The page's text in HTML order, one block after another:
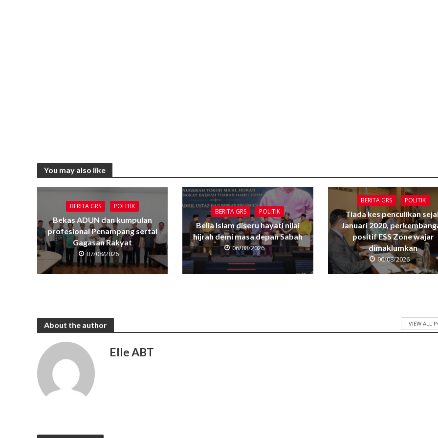
You may also like
BERITA GRS POLITIK
Bekas ADUN dan kumpulan
profesional Penampang sertai
Gagasan Rakyat
07/08/2026
BERITA GRS POLITIK
Belia Islam diseru hayati nilai
hijrah demi masa depan Sabah
06/08/2026
BERITA GRS POLITIK
Tiada kes penculikan
Januari 2020,
positif ESS Zone wajar
dimaklumkan
06/08/2026
About the author VIEW ALL
Elle ABT